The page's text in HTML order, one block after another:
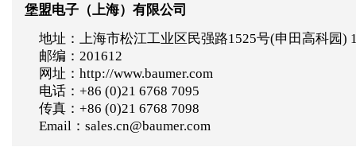
堡盟电子（上海）有限公司
地址：上海市松江工业区民强路1525号(申田高科园)
邮编：201612
网址：http://www.baumer.com
电话：+86 (0)21 6768 7095
传真：+86 (0)21 6768 7098
Email：sales.cn@baumer.com